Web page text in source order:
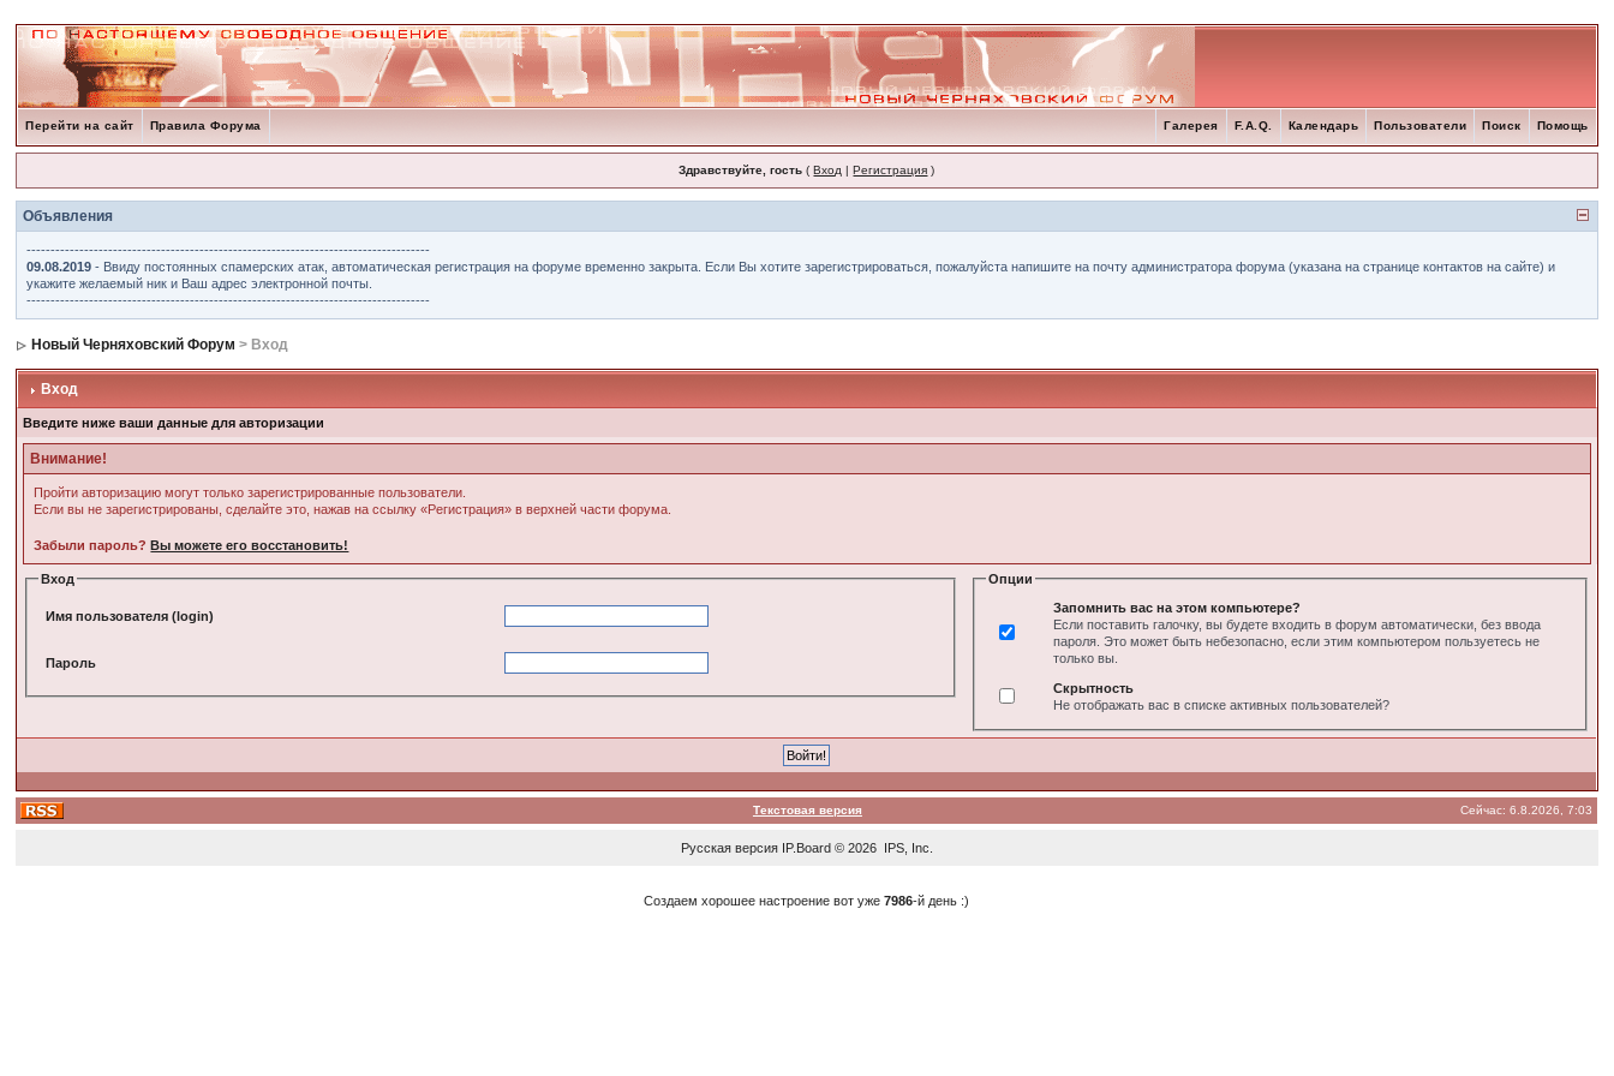
Перейти на сайт Правила Форума Помощь
Поиск
Пользователи
Календарь
F.A.Q.
Галерея
Здравствуйте, гость (Вход |Регистрация )
Объявления
------------------------------------------------------------------------------------
09.08.2019 - Ввиду постоянных спамерских атак, автоматическая регистрация на форуме временно закрыта. Если Вы хотите зарегистрироваться, пожалуйста напишите на почту администратора форума (указана на странице контактов на сайте) и
укажите желаемый ник и Ваш адрес электронной почты.
------------------------------------------------------------------------------------
Новый Черняховский Форум > Вход
Вход
Введите ниже ваши данные для авторизации
Внимание!
Пройти авторизацию могут только зарегистрированные пользователи.
Если вы не зарегистрированы, сделайте это, нажав на ссылку «Регистрация» в верхней части форума.
Забыли пароль?Вы можете его восстановить!
Вход
Имя пользователя (login)
Пароль
Опции
Запомнить вас на этом компьютере?
Если поставить галочку, вы будете входить в форум автоматически, без ввода
пароля. Это может быть небезопасно, если этим компьютером пользуетесь не
только вы.
Скрытность
Не отображать вас в списке активных пользователей?
Текстовая версия Сейчас: 6.8.2026, 7:03
Русская версия IP.Board© 2026 IPS, Inc
Создаем хорошее настроение вот уже7986-й день :)